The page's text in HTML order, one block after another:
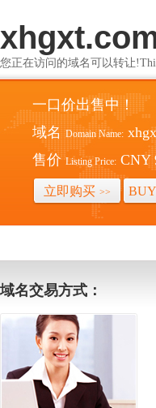
您正在访问的域名可以转让
一口价出售中！
域名 Domain Name:
售价 Listing Price: CNY
立即购买 >>
域名交易方式：